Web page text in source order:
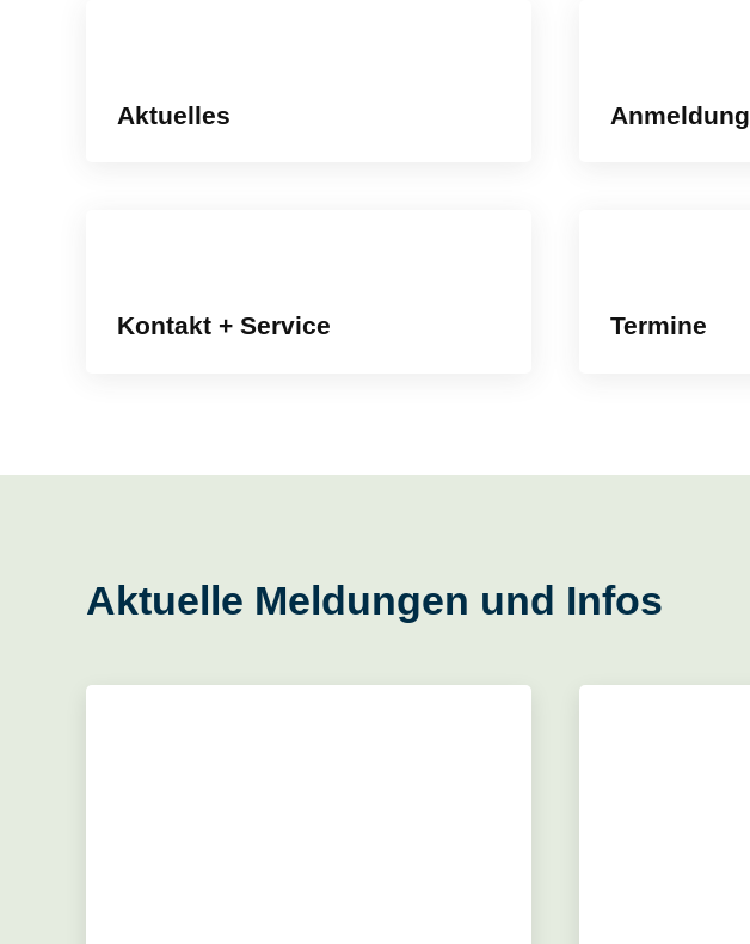
Aktuelles Anmeldung
Kontakt + Service Termine
Aktuelle Meldungen und Infos